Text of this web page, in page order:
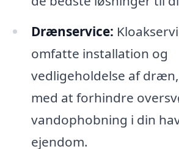
Drænservice:
omfatte installation og
vedligeholdelse af
med at forhindre
vandophobning i din
ejendom.